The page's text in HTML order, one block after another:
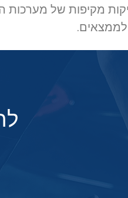
מקיפות של מערכות
לממצאים.